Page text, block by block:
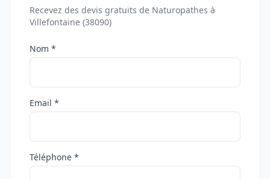
Recevez des devis gratuits de Naturopathes à
Villefontaine (38090)
Nom *
Email *
Téléphone *